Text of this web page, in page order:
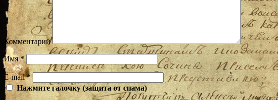
Комментарий
Имя*
E-mail*
Нажмите галочку (защита от спама)